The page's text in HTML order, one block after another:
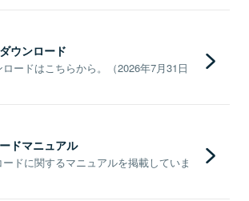
ウンロード
ードはこちらから。（2026年7月31日
ドマニュアル
ドに関するマニュアルを掲載していま